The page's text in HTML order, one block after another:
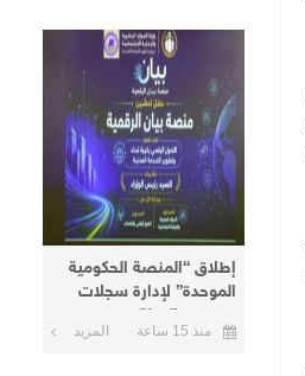
إطلاق “المنصة الحكومية
الموحدة” لإدارة سجلات
موظفي الدولة
منذ 15 ساعة المزيد